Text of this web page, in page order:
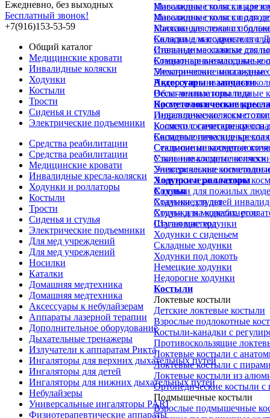
Ежедневно, без выходных
Бесплатный звонок!
+7(916)153-53-59
Общий каталог
Медицинские кровати
Инвалидные коляски
Ходунки
Костыли
Трости
Сиденья и стулья
Электрические подъемники
Средства реабилитации
Средства реабилитации
Медицинские кровати
Инвалидные кресла-коляски
Ходунки и роллаторы
Костыли
Трости
Сиденья и стулья
Электрические подъемники
Для мед учреждений
Для мед учреждений
Носилки
Каталки
Домашняя медтехника
Домашняя медтехника
Аксессуары к небулайзерам
Аппараты лазерной терапии
Дополнительное оборудование
Дыхательные тренажеры
Излучатели к аппаратам Рикта
Ингаляторы для верхних дыхательных путей
Ингаляторы для детей
Ингаляторы для нижних дыхательных путей
Небулайзеры
Универсальные ингаляторы PARI
Физиотерапевтические аппараты
Инвалидные коляски для
Инвалидные коляски для
Коляски для лежачих
Коляски для подростков с
Инвалидные коляски для
Комнатные инвалидные
Механические инвалидные
Недорогие инвалидные
Облегченные инвалидные
Прогулочные инвалидные
Инвалидные коляски с
Коляски с санитарным
Складные инвалидные
Стальные инвалидные
Узкие инвалидные коляски
Универсальные
Ходунки и роллаторы
Ходунки для пожилых
Ходунки для детей
Ходунки на колесах,
Шагающие ходунки
Ходунки с сиденьем
Складные ходунки
Ходунки под локоть
Немецкие ходунки
Недорогие ходунки
Костыли
Локтевые костыли
Детские локтевые костыли
Взрослые подлокотные
Костыли-канадки с
Противоскользящие
Локтевые костыли с
Локтевые костыли с
Локтевые костыли из
Ортопедические костыли с
Подмышечные костыли
Взрослые подмышечные
Массажные столы с
Массажные столы с
Массажные столы с
Складные массажные столы
Стальные массажные столы
Стационарные массажные
Электрические массажные
Аксессуары и запчасти
Весы-анализаторы тела
Косметологические кресла
Гидравлические
Косметологические кресла
Косметологические кресла
Секционные
Стальные
Электрические
Электро-механические
Стулья
Стальные стулья
Стулья для медкабинетов
Стулья мастера